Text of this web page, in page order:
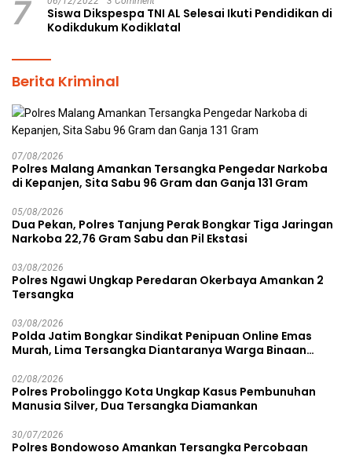
7
Siswa Dikspespa TNI AL Selesai Ikuti Pendidikan di
Kodikdukum Kodiklatal
Berita Kriminal
07/08/2026
Polres Malang Amankan Tersangka Pengedar Narkoba
di Kepanjen, Sita Sabu 96 Gram dan Ganja 131 Gram
05/08/2026
Dua Pekan, Polres Tanjung Perak Bongkar Tiga Jaringan
Narkoba 22,76 Gram Sabu dan Pil Ekstasi
03/08/2026
Polres Ngawi Ungkap Peredaran Okerbaya Amankan 2
Tersangka
03/08/2026
Polda Jatim Bongkar Sindikat Penipuan Online Emas
Murah, Lima Tersangka Diantaranya Warga Binaan
02/08/2026
Polres Probolinggo Kota Ungkap Kasus Pembunuhan
Manusia Silver, Dua Tersangka Diamankan
30/07/2026
Polres Bondowoso Amankan Tersangka Percobaan